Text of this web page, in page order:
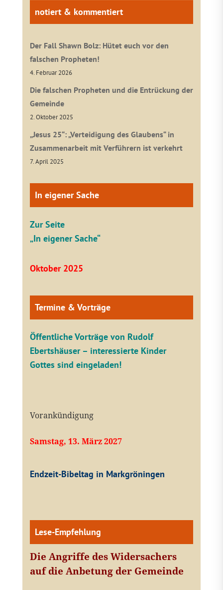
notiert & kommentiert
Der Fall Shawn Bolz: Hütet euch vor den
falschen Propheten!
4. Februar 2026
Die falschen Propheten und die Entrückung der
Gemeinde
2. Oktober 2025
„Jesus 25“: „Verteidigung des Glaubens“ in
Zusammenarbeit mit Verführern ist verkehrt
7. April 2025
In eigener Sache
Zur Seite
„In eigener Sache“
Oktober 2025
Termine & Vorträge
Öffentliche Vorträge von Rudolf
Ebertshäuser – interessierte Kinder
Gottes sind eingeladen!
Vorankündigung
Samstag, 13. März 2027
Endzeit-Bibeltag in Markgröningen
Lese-Empfehlung
Die Angriffe des Widersachers
auf die Anbetung der Gemeinde